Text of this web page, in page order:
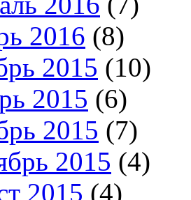
2016 (8)
2015 (10)
2015 (6)
2015 (7)
2015 (4)
2015 (4)